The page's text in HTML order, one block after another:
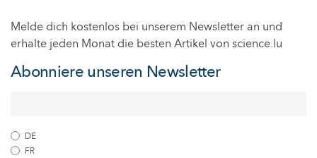
Melde dich kostenlos bei unserem Newsletter an und
erhalte jeden Monat die besten Artikel von science.lu
Abonniere unseren Newsletter
DE
FR